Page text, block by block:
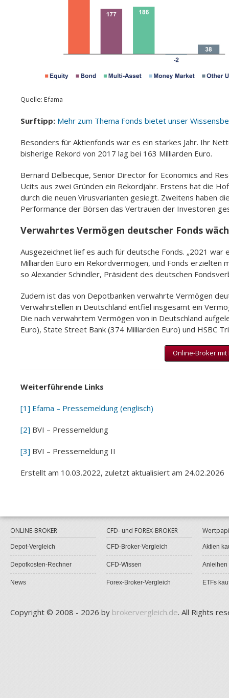
Quelle: Efama
Surftipp: Mehr zum Thema Fonds bietet unser
Besonders für Aktienfonds war es ein starkes Jahr. Ihr
bisherige Rekord von 2017 lag bei 163 Milliarden Euro.
Bernard Delbecque, Senior Director for Economics and
Ucits aus zwei Gründen ein Rekordjahr. Erstens hat die
durch die neuen Virusvarianten gesiegt. Zweitens haben
Performance der Börsen das Vertrauen der Investoren
Verwahrtes Vermögen deutscher Fonds
Ausgezeichnet lief es auch für deutsche Fonds. „2021
Milliarden Euro ein Rekordvermögen, und Fonds erzielten
so Alexander Schindler, Präsident des deutschen
Zudem ist das von Depotbanken verwahrte Vermögen
Verwahrstellen in Deutschland entfiel insgesamt ein
Die nach verwahrtem Vermögen von in Deutschland
Euro), State Street Bank (374 Milliarden Euro) und HSBC
Online-Broker
Weiterführende Links
[1] Efama – Pressemeldung (englisch)
[2] BVI – Pressemeldung
[3] BVI – Pressemeldung II
Erstellt am 10.03.2022, zuletzt aktualisiert am 24.02.2026
ONLINE-BROKER
Depot-Vergleich
Depotkosten-Rechner
News
CFD- und FOREX-BROKER
CFD-Broker-Vergleich
CFD-Wissen
Forex-Broker-Vergleich
Aktien
Anleihen
ETFs
Copyright © 2008 - 2026 by brokervergleich.de. All Rights